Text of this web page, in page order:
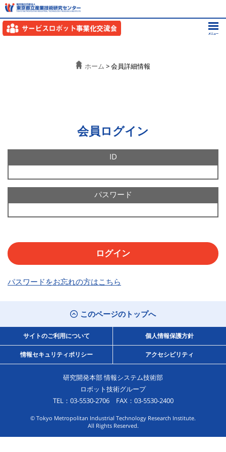
ホーム > 会員詳細情報
会員ログイン
ID
パスワード
パスワードをお忘れの方はこちら
このページのトップへ
サイトのご利用について 個人情報保護方針
情報セキュリティポリシー アクセシビリティ
研究開発本部 情報システム技術部
ロボット技術グループ
TEL：03-5530-2706 FAX：03-5530-2400
© Tokyo Metropolitan Industrial Technology Research Institute.
All Rights Reserved.